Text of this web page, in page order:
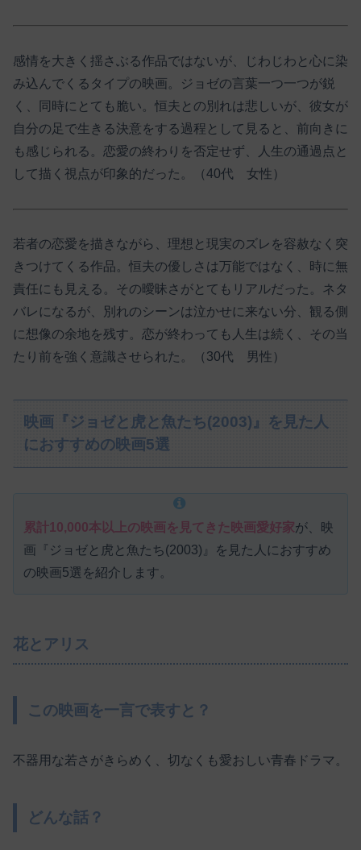
感情を大きく揺さぶる作品ではないが、じわじわと心に染
み込んでくるタイプの映画。ジョゼの言葉一つ一つが鋭
く、同時にとても脆い。恒夫との別れは悲しいが、彼女が
自分の足で生きる決意をする過程として見ると、前向きに
も感じられる。恋愛の終わりを否定せず、人生の通過点と
して描く視点が印象的だった。（40代 女性）
若者の恋愛を描きながら、理想と現実のズレを容赦なく突
きつけてくる作品。恒夫の優しさは万能ではなく、時に無
責任にも見える。その曖昧さがとてもリアルだった。ネタ
バレになるが、別れのシーンは泣かせに来ない分、観る側
に想像の余地を残す。恋が終わっても人生は続く、その当
たり前を強く意識させられた。（30代 男性）
映画『ジョゼと虎と魚たち(2003)』を見た人
におすすめの映画5選
累計10,000本以上の映画を見てきた映画愛好家が、映
画『ジョゼと虎と魚たち(2003)』を見た人におすすめ
の映画5選を紹介します。
花とアリス
この映画を一言で表すと？
不器用な若さがきらめく、切なくも愛おしい青春ドラマ。
どんな話？